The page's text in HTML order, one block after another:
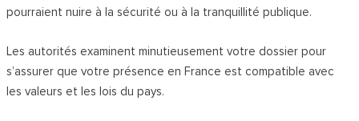
pourraient nuire à la sécurité ou à la tranquillité publique.
Les autorités examinent minutieusement votre dossier pour
s’assurer que votre présence en France est compatible avec
les valeurs et les lois du pays.